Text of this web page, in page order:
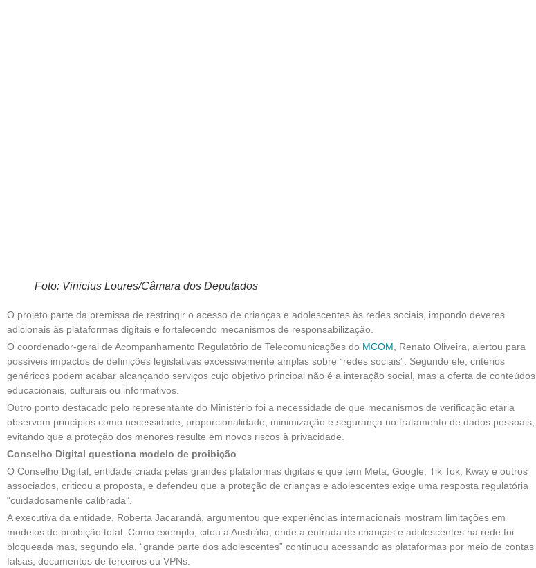
Foto: Vinicius Loures/Câmara dos Deputados
O projeto parte da premissa de restringir o acesso de crianças e adolescentes às redes sociais, impondo deveres
adicionais às plataformas digitais e fortalecendo mecanismos de responsabilização.
O coordenador-geral de Acompanhamento Regulatório de Telecomunicações do MCOM, Renato Oliveira, alertou para
possíveis impactos de definições legislativas excessivamente amplas sobre “redes sociais”. Segundo ele, critérios
genéricos podem acabar alcançando serviços cujo objetivo principal não é a interação social, mas a oferta de conteúdos
educacionais, culturais ou informativos.
Outro ponto destacado pelo representante do Ministério foi a necessidade de que mecanismos de verificação etária
observem princípios como necessidade, proporcionalidade, minimização e segurança no tratamento de dados pessoais,
evitando que a proteção dos menores resulte em novos riscos à privacidade.
Conselho Digital questiona modelo de proibição
O Conselho Digital, entidade criada pelas grandes plataformas digitais e que tem Meta, Google, Tik Tok, Kway e outros
associados, criticou a proposta, e defendeu que a proteção de crianças e adolescentes exige uma resposta regulatória
“cuidadosamente calibrada”.
A executiva da entidade, Roberta Jacarandá, argumentou que experiências internacionais mostram limitações em
modelos de proibição total. Como exemplo, citou a Austrália, onde a entrada de crianças e adolescentes na rede foi
bloqueada mas, segundo ela, “grande parte dos adolescentes” continuou acessando as plataformas por meio de contas
falsas, documentos de terceiros ou VPNs.